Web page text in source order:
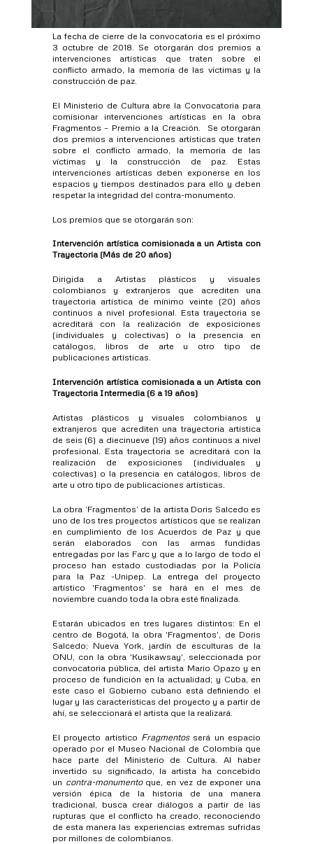
La fecha de cierre de la convocatoria es el próximo
3 octubre de 2018. Se otorgarán dos premios a
intervenciones artísticas que traten sobre el
conflicto armado, la memoria de las víctimas y la
construcción de paz.
El Ministerio de Cultura abre la Convocatoria para
comisionar intervenciones artísticas en la obra
Fragmentos – Premio a la Creación. Se otorgarán
dos premios a intervenciones artísticas que traten
sobre el conflicto armado, la memoria de las
víctimas y la construcción de paz. Estas
intervenciones artísticas deben exponerse en los
espacios y tiempos destinados para ello y deben
respetar la integridad del contra-monumento.
Los premios que se otorgarán son:
Intervención artística comisionada a un Artista con
Trayectoria (Más de 20 años)
Dirigida a Artistas plásticos y visuales
colombianos y extranjeros que acrediten una
trayectoria artística de mínimo veinte (20) años
continuos a nivel profesional. Esta trayectoria se
acreditará con la realización de exposiciones
(individuales y colectivas) o la presencia en
catálogos, libros de arte u otro tipo de
publicaciones artísticas.
Intervención artística comisionada a un Artista con
Trayectoria Intermedia (6 a 19 años)
Artistas plásticos y visuales colombianos y
extranjeros que acrediten una trayectoria artística
de seis (6) a diecinueve (19) años continuos a nivel
profesional. Esta trayectoria se acreditará con la
realización de exposiciones (individuales y
colectivas) o la presencia en catálogos, libros de
arte u otro tipo de publicaciones artísticas.
La obra ‘Fragmentos’ de la artista Doris Salcedo es
uno de los tres proyectos artísticos que se realizan
en cumplimiento de los Acuerdos de Paz y que
serán elaborados con las armas fundidas
entregadas por las Farc y que a lo largo de todo el
proceso han estado custodiadas por la Policía
para la Paz -Unipep. La entrega del proyecto
artístico 'Fragmentos' se hará en el mes de
noviembre cuando toda la obra esté finalizada.
Estarán ubicados en tres lugares distintos: En el
centro de Bogotá, la obra 'Fragmentos', de Doris
Salcedo; Nueva York, jardín de esculturas de la
ONU, con la obra 'Kusikawsay', seleccionada por
convocatoria pública, del artista Mario Opazo y en
proceso de fundición en la actualidad; y Cuba, en
este caso el Gobierno cubano está definiendo el
lugar y las características del proyecto y a partir de
ahí, se seleccionará el artista que la realizará.
El proyecto artístico Fragmentosserá un espacio
operado por el Museo Nacional de Colombia que
hace parte del Ministerio de Cultura. Al haber
invertido su significado, la artista ha concebido
un contra-monumentoque, en vez de exponer una
versión épica de la historia de una manera
tradicional, busca crear diálogos a partir de las
rupturas que el conflicto ha creado, reconociendo
de esta manera las experiencias extremas sufridas
por millones de colombianos.